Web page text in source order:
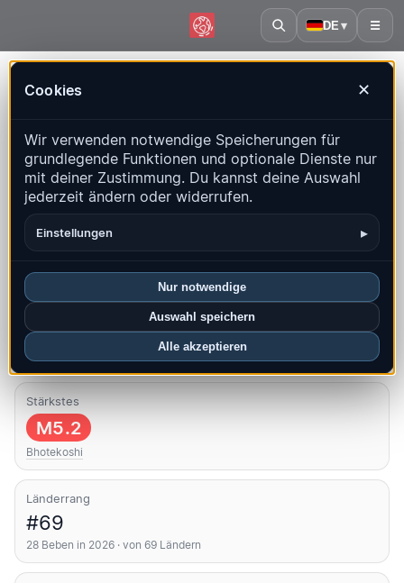
DE ▾ ☰
Cookies ✕
Wir verwenden notwendige Speicherungen für
grundlegende Funktionen und optionale Dienste nur
mit deiner Zustimmung. Du kannst deine Auswahl
jederzeit ändern oder widerrufen.
Einstellungen ▸
Nur notwendige
Auswahl speichern
Alle akzeptieren
Live-Karte, Statistiken und aktuelle Ereignisse
Historienkarte öffnen Neueste in diesem Land
Überblick
FAQ
Beben diesen Monat
4
Neueste UTC: 2026-08-07 21:38:37
Stärkstes
M5.2
Bhotekoshi
Länderrang
#69
28 Beben in 2026 · von 69 Ländern